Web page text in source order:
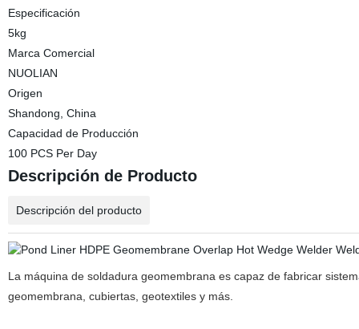
Especificación
5kg
Marca Comercial
NUOLIAN
Origen
Shandong, China
Capacidad de Producción
100 PCS Per Day
Descripción de Producto
Descripción del producto
La máquina de soldadura geomembrana es capaz de fabricar
geomembrana, cubiertas, geotextiles y más.